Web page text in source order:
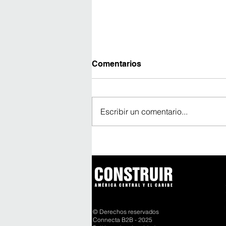
1.600 m³ marca un nuevo
sobre el Canal de Panamá
Comentarios
Escribir un comentario...
© Derechos reservados
Connecta B2B - 2025